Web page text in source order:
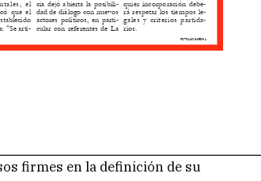
firmes en la definición de su